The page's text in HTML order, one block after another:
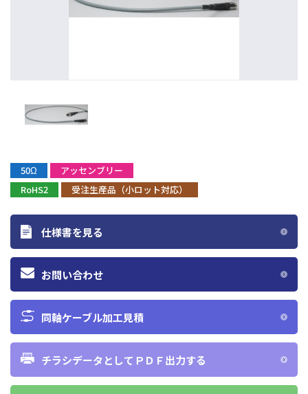
50Ω
アッセンブリー
RoHS2
受注生産品（小ロット対応）
仕様書を見る
お問い合わせ
同軸ケーブル加工見積
チラシデータとしてＰＤＦ出力する